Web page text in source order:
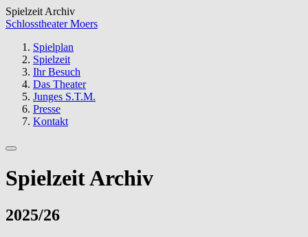
Spielzeit Archiv
Schlosstheater Moers
Spielplan
Spielzeit
Ihr Besuch
Das Theater
Junges S.T.M.
Presse
Kontakt
Spielzeit Archiv
2025/26